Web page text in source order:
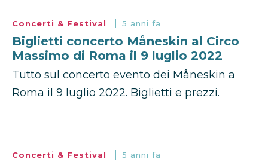
Concerti & Festival 5 anni fa
Biglietti concerto Måneskin al Circo
Massimo di Roma il 9 luglio 2022
Tutto sul concerto evento dei Måneskin a
Roma il 9 luglio 2022. Biglietti e prezzi.
Concerti & Festival 5 anni fa